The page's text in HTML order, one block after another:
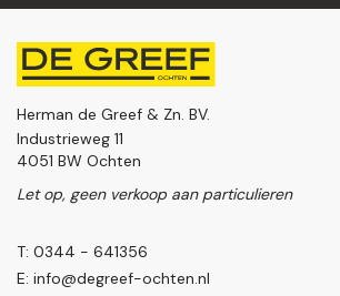
Herman de Greef & Zn. BV.
Industrieweg 11
4051 BW Ochten
Let op, geen verkoop aan particulieren
T: 0344 - 641356
E: info@degreef-ochten.nl